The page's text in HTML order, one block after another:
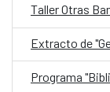
Taller Otras
Programa